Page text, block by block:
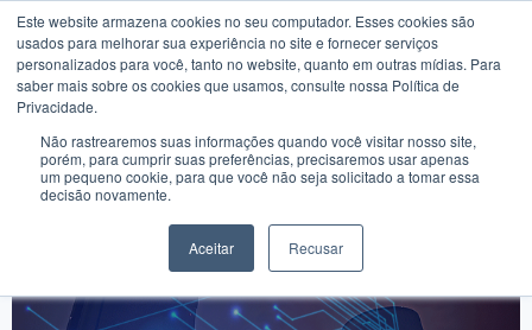
Este website armazena cookies no seu computador. Esses cookies são
usados ​​para melhorar sua experiência no site e fornecer serviços
personalizados para você, tanto no website, quanto em outras mídias. Para
saber mais sobre os cookies que usamos, consulte nossa Política de
Privacidade.
Não rastrearemos suas informações quando você visitar nosso site,
porém, para cumprir suas preferências, precisaremos usar apenas
um pequeno cookie, para que você não seja solicitado a tomar essa
decisão novamente.
Aceitar Recusar
Internet industrial – O que é, quando
chegará ao Brasil